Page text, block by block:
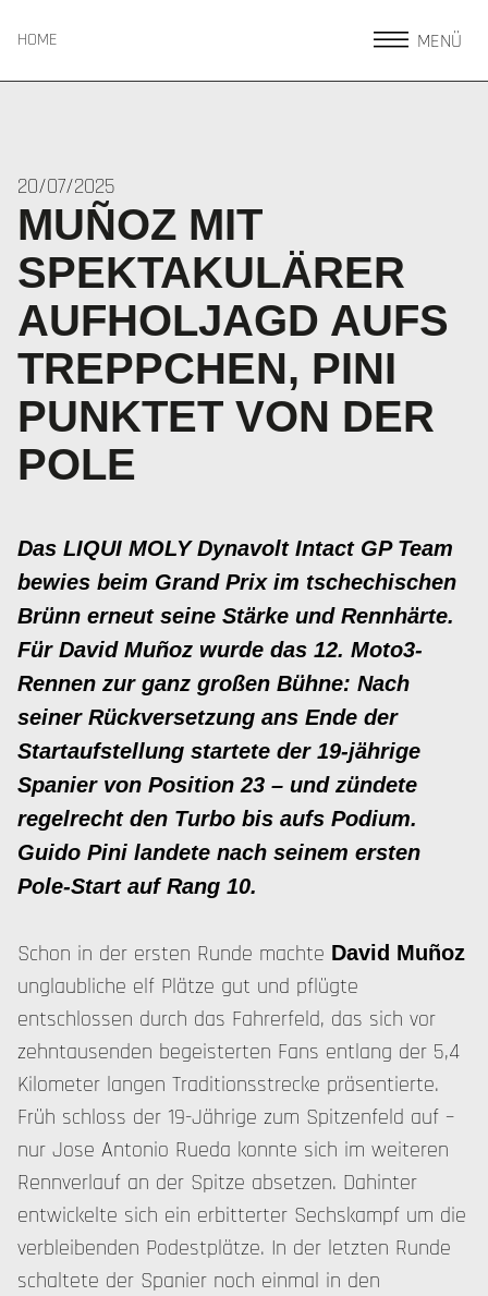
HOME MENÜ
20/07/2025
MUÑOZ MIT
SPEKTAKULÄRER
AUFHOLJAGD AUFS
TREPPCHEN, PINI
PUNKTET VON DER
POLE
Das LIQUI MOLY Dynavolt Intact GP Team
bewies beim Grand Prix im tschechischen
Brünn erneut seine Stärke und Rennhärte.
Für David Muñoz wurde das 12. Moto3-
Rennen zur ganz großen Bühne: Nach
seiner Rückversetzung ans Ende der
Startaufstellung startete der 19-jährige
Spanier von Position 23 – und zündete
regelrecht den Turbo bis aufs Podium.
Guido Pini landete nach seinem ersten
Pole-Start auf Rang 10.
Schon in der ersten Runde machte David Muñoz
unglaubliche elf Plätze gut und pflügte
entschlossen durch das Fahrerfeld, das sich vor
zehntausenden begeisterten Fans entlang der 5,4
Kilometer langen Traditionsstrecke präsentierte.
Früh schloss der 19-Jährige zum Spitzenfeld auf –
nur Jose Antonio Rueda konnte sich im weiteren
Rennverlauf an der Spitze absetzen. Dahinter
entwickelte sich ein erbitterter Sechskampf um die
verbleibenden Podestplätze. In der letzten Runde
schaltete der Spanier noch einmal in den